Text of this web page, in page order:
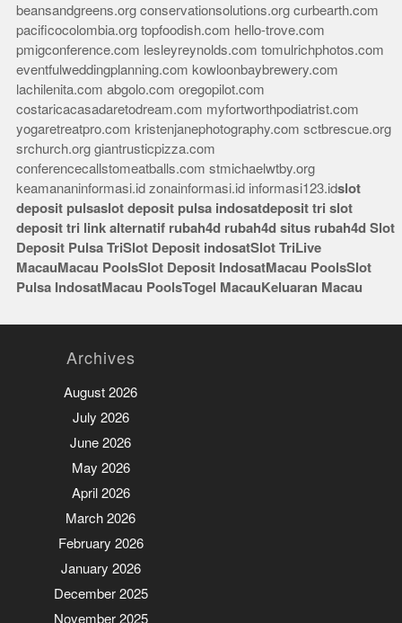
beansandgreens.org conservationsolutions.org curbearth.com
pacificocolombia.org topfoodish.com hello-trove.com
pmigconference.com lesleyreynolds.com tomulrichphotos.com
eventfulweddingplanning.com kowloonbaybrewery.com
lachilenita.com abgolo.com oregopilot.com
costaricacasadaretodream.com myfortworthpodiatrist.com
yogaretreatpro.com kristenjanephotography.com sctbrescue.org
srchurch.org giantrusticpizza.com
conferencecallstomeatballs.com stmichaelwtby.org
keamananinformasi.id zonainformasi.id informasi123.idslot
deposit pulsaslot deposit pulsa indosatdeposit tri slot
deposit tri link alternatif rubah4d rubah4d situs rubah4d Slot
Deposit Pulsa TriSlot Deposit indosatSlot TriLive
MacauMacau PoolsSlot Deposit IndosatMacau PoolsSlot
Pulsa IndosatMacau PoolsTogel MacauKeluaran Macau
Archives
August 2026
July 2026
June 2026
May 2026
April 2026
March 2026
February 2026
January 2026
December 2025
November 2025